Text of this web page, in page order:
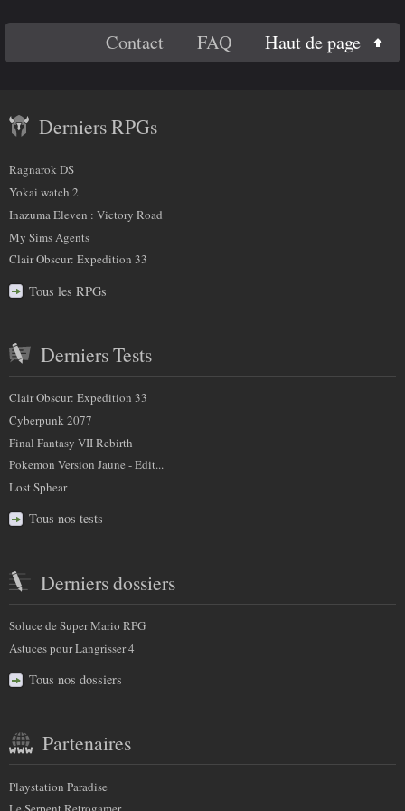
p
)
:
Titre 4
Code
savoir
plus
sur
nous
Contact FAQ Haut de page
récent
et
partenaires
Derniers RPGs
Ragnarok DS
Yokai watch 2
Inazuma Eleven : Victory Road
My Sims Agents
Clair Obscur: Expedition 33
Tous les RPGs
Derniers Tests
Clair Obscur: Expedition 33
Cyberpunk 2077
Final Fantasy VII Rebirth
Pokemon Version Jaune - Edit...
Lost Sphear
Tous nos tests
Derniers dossiers
Soluce de Super Mario RPG
Astuces pour Langrisser 4
Tous nos dossiers
Partenaires
Playstation Paradise